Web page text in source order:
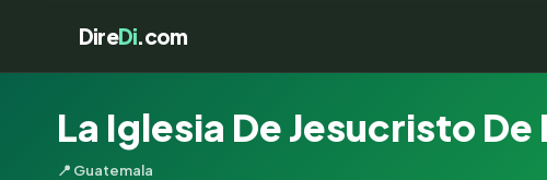
DireDi.com
La Iglesia De Jesucristo
📍 Guatemala